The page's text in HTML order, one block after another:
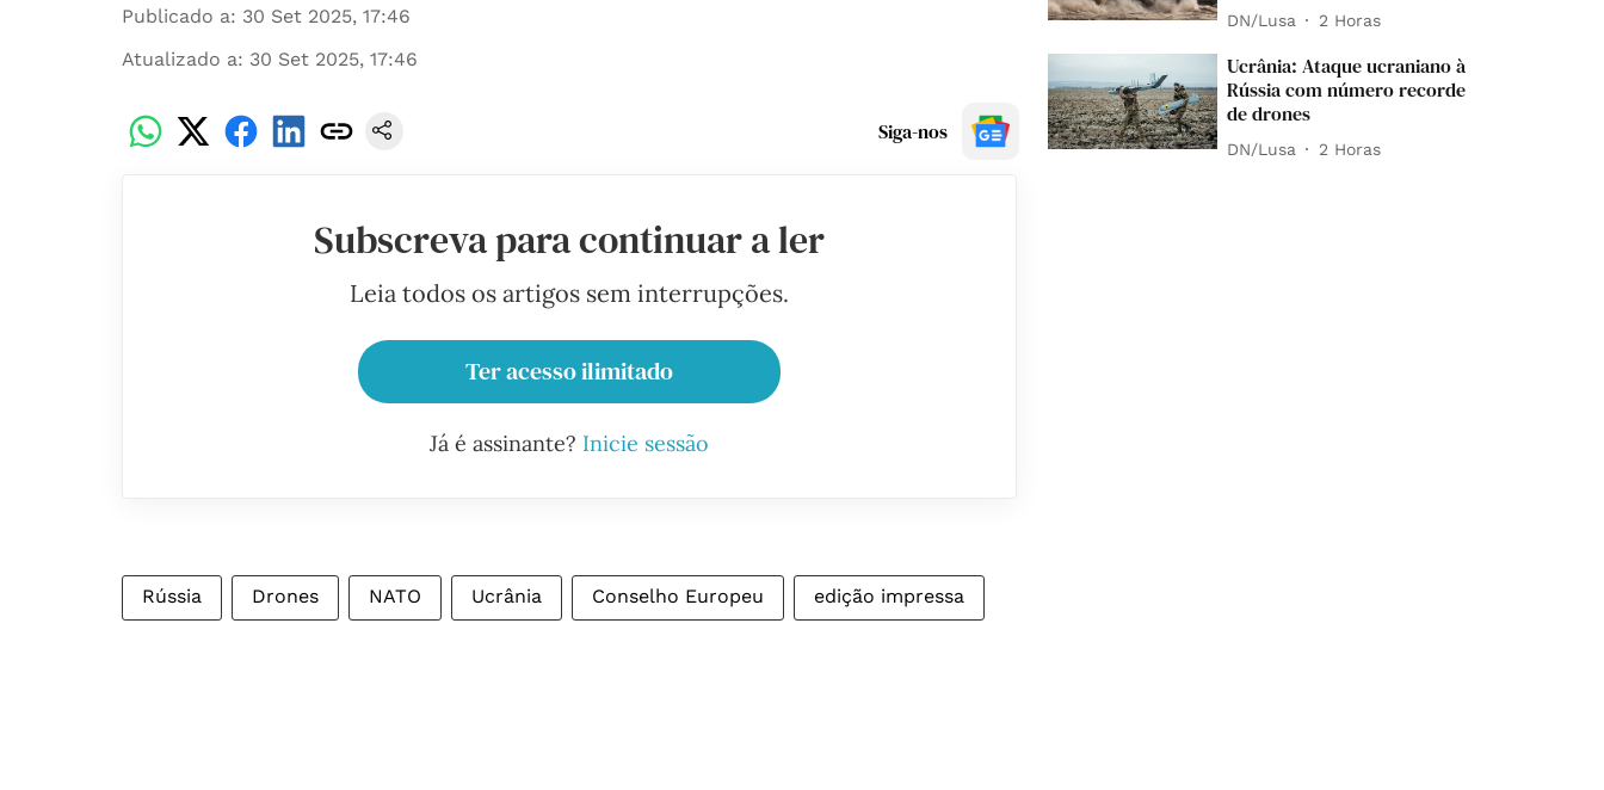
Publicado a: 30 Set 2025, 17:46
Atualizado a: 30 Set 2025, 17:46
Siga-nos
Subscreva para continuar a ler
Leia todos os artigos sem interrupções.
Ter acesso ilimitado
Já é assinante? Inicie sessão
Rússia Drones NATO Ucrânia Conselho Europeu edição impressa
DN/Lusa 2 Horas
Ucrânia: Ataque ucraniano à
Rússia com número recorde
de drones
DN/Lusa 2 Horas